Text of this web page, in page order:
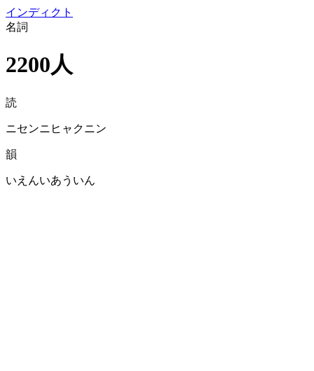
インディクト
名詞
2200人
読
ニセンニヒャクニン
韻
いえんいあういん